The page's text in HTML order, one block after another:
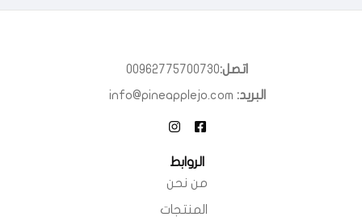
اتصل:00962775700730
البريد:
الروابط
من نحن
المنتجات